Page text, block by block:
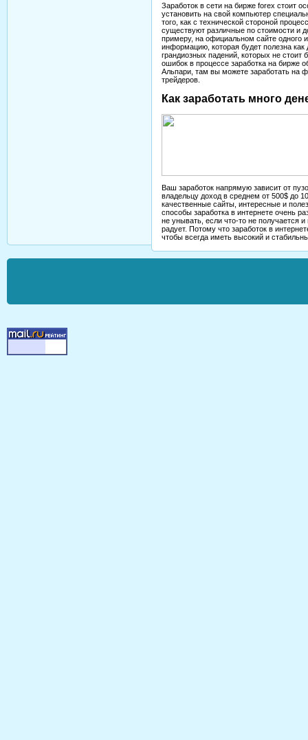
Заработок в сети на бирже forex стоит
установить на свой компьютер
того, как с технической стороной
существуют различные по стоимости и
примеру, на официальном сайте
информацию, которая будет полезна
грандиозных падений, которых не стоит
ошибок в процессе заработка на бирже
Альпари, там вы можете заработать на
трейдеров.
Как заработать много
Ваш заработок напрямую зависит от
владельцу доход в среднем от 500$ до
качественные сайты, интересные и
способы заработка в интернете очень
не унывать, если что-то не получается
радует. Потому что заработок в
чтобы всегда иметь высокий и